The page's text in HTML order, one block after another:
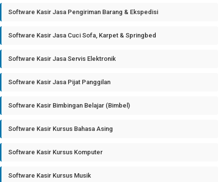
Software Kasir Jasa Pengiriman Barang & Ekspedisi
Software Kasir Jasa Cuci Sofa, Karpet & Springbed
Software Kasir Jasa Servis Elektronik
Software Kasir Jasa Pijat Panggilan
Software Kasir Bimbingan Belajar (Bimbel)
Software Kasir Kursus Bahasa Asing
Software Kasir Kursus Komputer
Software Kasir Kursus Musik